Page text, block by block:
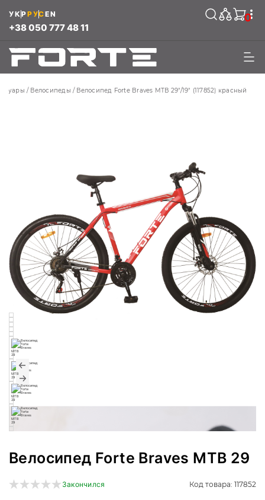
+38 050 777 48 11
УКРРУСEN 0
Велосипеды Велосипед Forte Braves МТВ 29"/19" (117852) красный
Велосипед Forte Braves МТВ 29
Закончился Код товара: 117852